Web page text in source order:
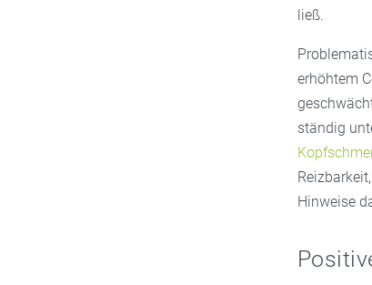
ließ.
erhöhtem
ständig
Hinweise